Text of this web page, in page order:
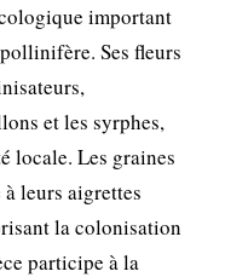
important
Ses fleurs
et les syrphes,
locale. Les graines
leurs aigrettes
la colonisation
participe à la